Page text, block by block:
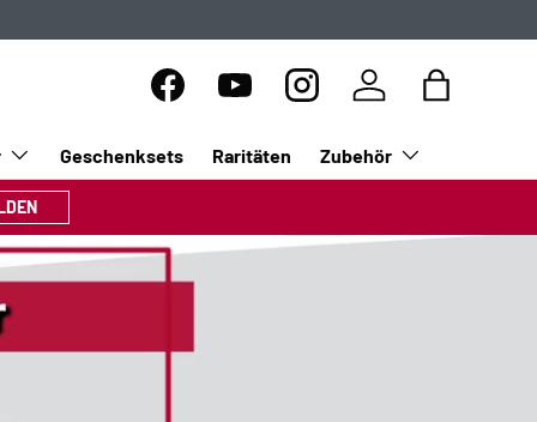
FacebookYouTubeInstagramEinloggen
Geschenksets Raritäten Zubehör